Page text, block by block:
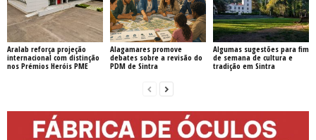
Aralab reforça projeção
internacional com distinção
nos Prémios Heróis PME
Alagamares promove
debates sobre a revisão do
PDM de Sintra
Algumas sugestões para fim
de semana de cultura e
tradição em Sintra